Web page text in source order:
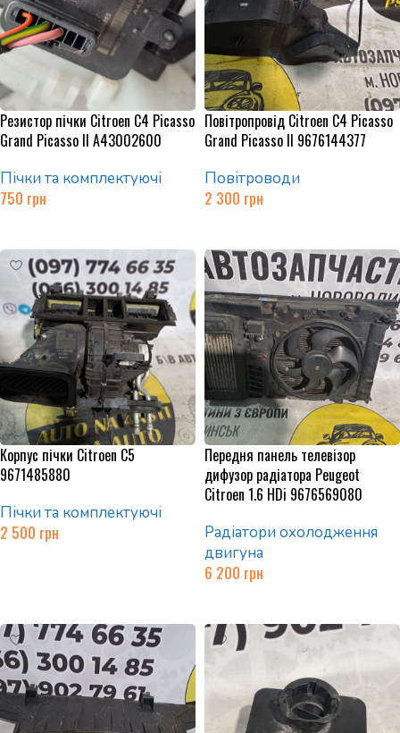
Резистор пічки Citroen C4 Picasso
Grand Picasso II A43002600
Пічки та комплектуючі
750 грн
Повітропровід Citroen C4 Picasso
Grand Picasso II 9676144377
Повітроводи
2 300 грн
Корпус пічки Citroen C5
9671485880
Пічки та комплектуючі
2 500 грн
Передня панель телевізор
дифузор радіатора Peugeot
Citroen 1.6 HDi 9676569080
Радіатори охолодження
двигуна
6 200 грн